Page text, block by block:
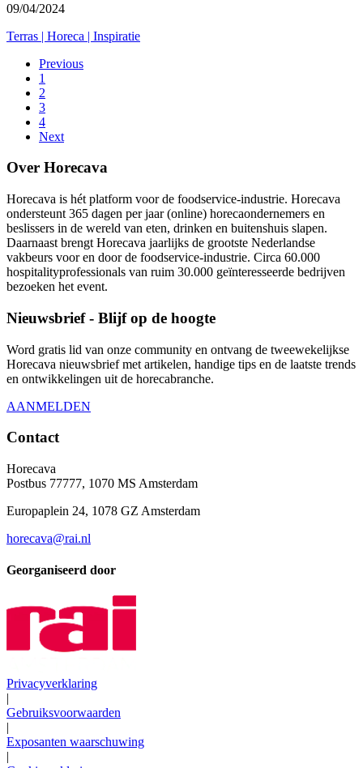
09/04/2024
Terras | Horeca | Inspiratie
Previous
1
2
3
4
Next
Over Horecava
Horecava is hét platform voor de foodservice-industrie. Horecava
ondersteunt 365 dagen per jaar (online) horecaondernemers en
beslissers in de wereld van eten, drinken en buitenshuis slapen.
Daarnaast brengt Horecava jaarlijks de grootste Nederlandse
vakbeurs voor en door de foodservice-industrie. Circa 60.000
hospitalityprofessionals van ruim 30.000 geïnteresseerde bedrijven
bezoeken het event.
Nieuwsbrief - Blijf op de hoogte
Word gratis lid van onze community en ontvang de tweewekelijkse
Horecava nieuwsbrief met artikelen, handige tips en de laatste trends
en ontwikkelingen uit de horecabranche.
AANMELDEN
Contact
Horecava
Postbus 77777, 1070 MS Amsterdam
Europaplein 24, 1078 GZ Amsterdam
horecava@rai.nl
Georganiseerd door
Privacyverklaring
|
Gebruiksvoorwaarden
|
Exposanten waarschuwing
|